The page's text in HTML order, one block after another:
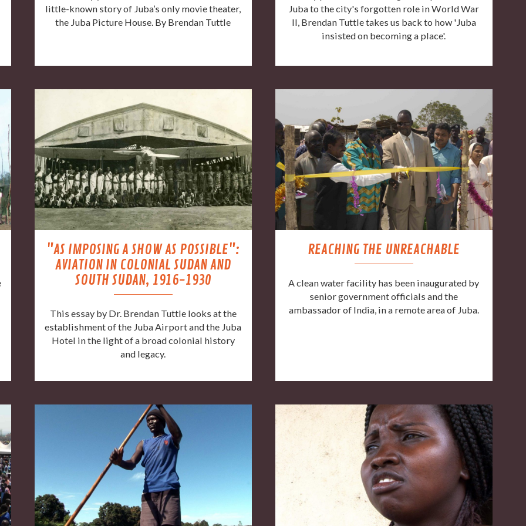
little-known story of Juba’s only movie theater,
the Juba Picture House. By Brendan Tuttle
Juba to the city's forgotten role in World War
II, Brendan Tuttle takes us back to how 'Juba
insisted on becoming a place'.
"AS IMPOSING A SHOW AS POSSIBLE":
AVIATION IN COLONIAL SUDAN AND
SOUTH SUDAN, 1916-1930
This essay by Dr. Brendan Tuttle looks at the
establishment of the Juba Airport and the Juba
Hotel in the light of a broad colonial history
and legacy.
REACHING THE UNREACHABLE
A clean water facility has been inaugurated by
senior government officials and the
ambassador of India, in a remote area of Juba.